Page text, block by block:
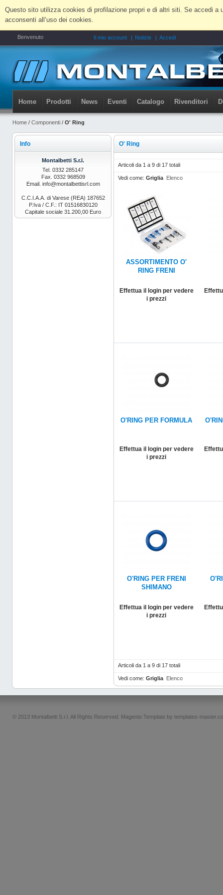
Questo sito utilizza cookies di profilazione propri e di altri siti. Se accedi a
acconsenti all’uso dei cookies.
Benvenuto Il mio account Notizie Accedi
Home Prodotti News Eventi Catalogo Rivenditori
Home / Componenti / O' Ring
O' Ring
Articoli da 1 a 9 di 17 totali
Vedi come: Griglia Elenco
ASSORTIMENTO O'
RING FRENI
Effettua il login per vedere
i prezzi
O'RING PER FORMULA
Effettua il login per vedere
i prezzi
O'RING PER FRENI
SHIMANO
Effettua il login per vedere
i prezzi
Articoli da 1 a 9 di 17 totali
Vedi come: Griglia Elenco
Info
Montalbetti S.r.l.
Tel. 0332 285147
Fax. 0332 968509
Email. info@montalbettisrl.com
C.C.I.A.A. di Varese (REA) 187652
P.Iva / C.F.: IT 01516830120
Capitale sociale 31.200,00 Euro
© 2013 Montalbetti S.r.l. All Rights Reserved. Magento Template by templates-